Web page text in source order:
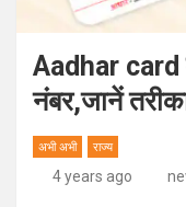
Aadhar card
नंबर,जानें
अभी अभी राज्य
4 years ago